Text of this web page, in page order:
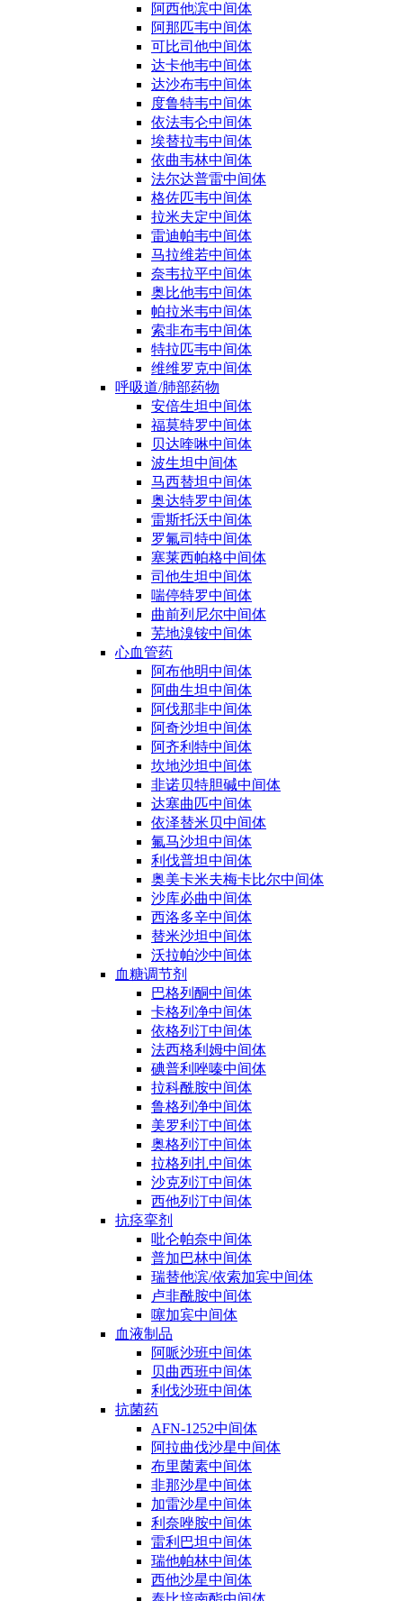
阿西他滨中间体
阿那匹韦中间体
可比司他中间体
达卡他韦中间体
达沙布韦中间体
度鲁特韦中间体
依法韦仑中间体
埃替拉韦中间体
依曲韦林中间体
法尔达普雷中间体
格佐匹韦中间体
拉米夫定中间体
雷迪帕韦中间体
马拉维若中间体
奈韦拉平中间体
奥比他韦中间体
帕拉米韦中间体
索非布韦中间体
特拉匹韦中间体
维维罗克中间体
呼吸道/肺部药物
安倍生坦中间体
福莫特罗中间体
贝达喹啉中间体
波生坦中间体
马西替坦中间体
奥达特罗中间体
雷斯托沃中间体
罗氟司特中间体
塞莱西帕格中间体
司他生坦中间体
喘停特罗中间体
曲前列尼尔中间体
芜地溴铵中间体
心血管药
阿布他明中间体
阿曲生坦中间体
阿伐那非中间体
阿奇沙坦中间体
阿齐利特中间体
坎地沙坦中间体
非诺贝特胆碱中间体
达塞曲匹中间体
依泽替米贝中间体
氟马沙坦中间体
利伐普坦中间体
奥美卡米夫梅卡比尔中间体
沙库必曲中间体
西洛多辛中间体
替米沙坦中间体
沃拉帕沙中间体
血糖调节剂
巴格列酮中间体
卡格列净中间体
依格列汀中间体
法西格利姆中间体
碘普利唑嗪中间体
拉科酰胺中间体
鲁格列净中间体
美罗利汀中间体
奥格列汀中间体
拉格列扎中间体
沙克列汀中间体
西他列汀中间体
抗痉挛剂
吡仑帕奈中间体
普加巴林中间体
瑞替他滨/依索加宾中间体
卢非酰胺中间体
噻加宾中间体
血液制品
阿哌沙班中间体
贝曲西班中间体
利伐沙班中间体
抗菌药
AFN-1252中间体
阿拉曲伐沙星中间体
布里菌素中间体
非那沙星中间体
加雷沙星中间体
利奈唑胺中间体
雷利巴坦中间体
瑞他帕林中间体
西他沙星中间体